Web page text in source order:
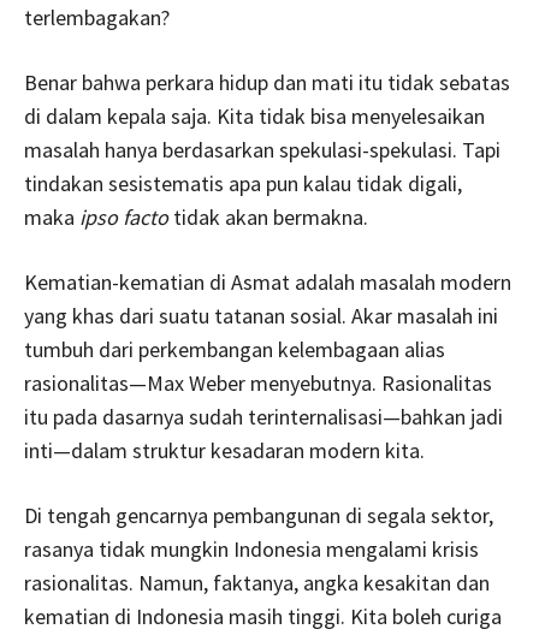
terlembagakan?
Benar bahwa perkara hidup dan mati itu tidak sebatas
di dalam kepala saja. Kita tidak bisa menyelesaikan
masalah hanya berdasarkan spekulasi-spekulasi. Tapi
tindakan sesistematis apa pun kalau tidak digali,
maka ipso factotidak akan bermakna.
Kematian-kematian di Asmat adalah masalah modern
yang khas dari suatu tatanan sosial. Akar masalah ini
tumbuh dari perkembangan kelembagaan alias
rasionalitas—Max Weber menyebutnya. Rasionalitas
itu pada dasarnya sudah terinternalisasi—bahkan jadi
inti—dalam struktur kesadaran modern kita.
Di tengah gencarnya pembangunan di segala sektor,
rasanya tidak mungkin Indonesia mengalami krisis
rasionalitas. Namun, faktanya, angka kesakitan dan
kematian di Indonesia masih tinggi. Kita boleh curiga